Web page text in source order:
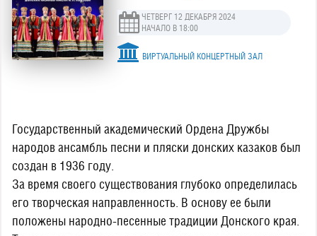
ЧЕТВЕРГ 12 ДЕКАБРЯ 2024
НАЧАЛО В 18:00
ВИРТУАЛЬНЫЙ КОНЦЕРТНЫЙ ЗАЛ
Государственный академический Ордена Дружбы
народов ансамбль песни и пляски донских казаков был
создан в 1936 году.
За время своего существования глубоко определилась
его творческая направленность. В основу ее были
положены народно-песенные традиции Донского края.